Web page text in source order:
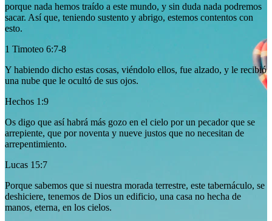
porque nada hemos traído a este mundo, y sin duda nada podremos
sacar. Así que, teniendo sustento y abrigo, estemos contentos con
esto.
1 Timoteo 6:7-8
Y habiendo dicho estas cosas, viéndolo ellos, fue alzado, y le recibió
una nube que le ocultó de sus ojos.
Hechos 1:9
Os digo que así habrá más gozo en el cielo por un pecador que se
arrepiente, que por noventa y nueve justos que no necesitan de
arrepentimiento.
Lucas 15:7
Porque sabemos que si nuestra morada terrestre, este tabernáculo, se
deshiciere, tenemos de Dios un edificio, una casa no hecha de
manos, eterna, en los cielos.